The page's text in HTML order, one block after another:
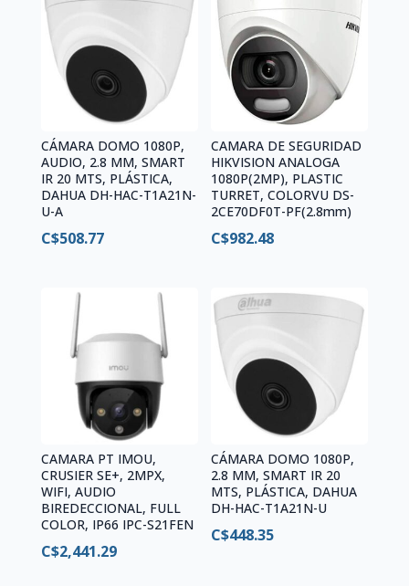
CÁMARA DOMO 1080P,
AUDIO, 2.8 MM, SMART
IR 20 MTS, PLÁSTICA,
DAHUA DH-HAC-T1A21N-
U-A
C$508.77
CAMARA DE SEGURIDAD
HIKVISION ANALOGA
1080P(2MP), PLASTIC
TURRET, COLORVU DS-
2CE70DF0T-PF(2.8mm)
C$982.48
CAMARA PT IMOU,
CRUSIER SE+, 2MPX,
WIFI, AUDIO
BIREDECCIONAL, FULL
COLOR, IP66 IPC-S21FEN
C$2,441.29
CÁMARA DOMO 1080P,
2.8 MM, SMART IR 20
MTS, PLÁSTICA, DAHUA
DH-HAC-T1A21N-U
C$448.35